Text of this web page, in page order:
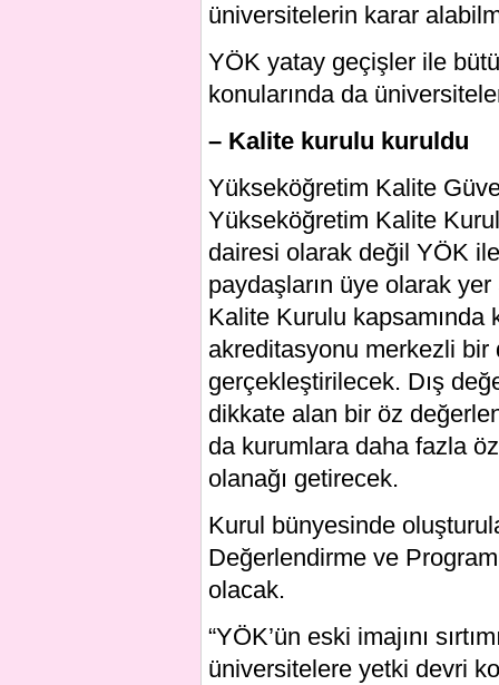
üniversitelerin karar
YÖK yatay geçişler ile
konularında da
– Kalite kurulu kuruldu
Yükseköğretim Kalite
Yükseköğretim Kalite
dairesi olarak değil YÖK
paydaşların üye olarak yer
Kalite Kurulu
akreditasyonu merkezli bir
gerçekleştirilecek. Dış
dikkate alan bir öz
da kurumlara daha fazla
olanağı getirecek.
Kurul bünyesinde
Değerlendirme ve
olacak.
“YÖK’ün eski imajını
üniversitelere yetki devri